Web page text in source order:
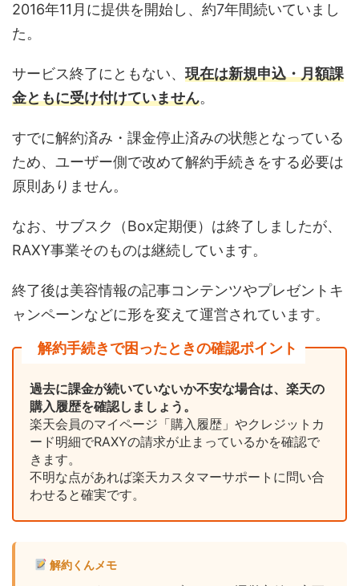
2016年11月に提供を開始し、約7年間続いていまし
た。
サービス終了にともない、 現在は新規申込・月額課
金ともに受け付けていません。
すでに解約済み・課金停止済みの状態となっている
ため、ユーザー側で改めて解約手続きをする必要は
原則ありません。
なお、サブスク（Box定期便）は終了しましたが、
RAXY事業そのものは継続しています。
終了後は美容情報の記事コンテンツやプレゼントキ
ャンペーンなどに形を変えて運営されています。
解約手続きで困ったときの確認ポイント
過去に課金が続いていないか不安な場合は、楽天の
購入履歴を確認しましょう。
楽天会員のマイページ「購入履歴」やクレジットカ
ード明細でRAXYの請求が止まっているかを確認で
きます。
不明な点があれば楽天カスタマーサポートに問い合
わせると確実です。
解約くんメモ